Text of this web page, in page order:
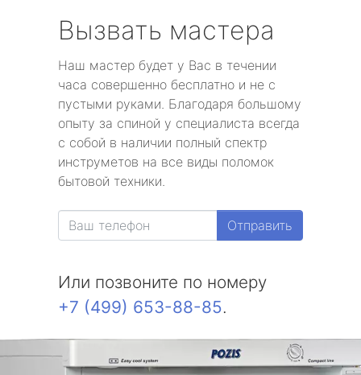
Вызвать мастера
Наш мастер будет у Вас в течении
часа совершенно бесплатно и не с
пустыми руками. Благодаря большому
опыту за спиной у специалиста всегда
с собой в наличии полный спектр
инструметов на все виды поломок
бытовой техники.
Отправить
Или позвоните по номеру
+7 (499) 653-88-85.